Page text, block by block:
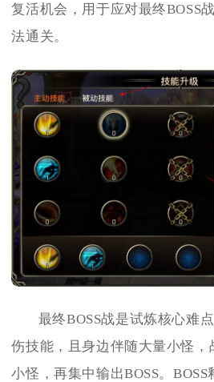
复活机会，用于应对最终BOSS
法通关。
最终BOSS战是试炼核心难
伤技能，且身边伴随大量小怪，
小怪，再集中输出BOSS。